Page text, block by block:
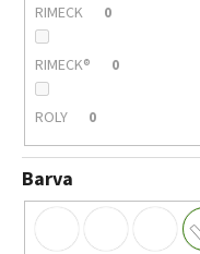
RIMECK 0
RIMECK® 0
ROLY 0
Barva